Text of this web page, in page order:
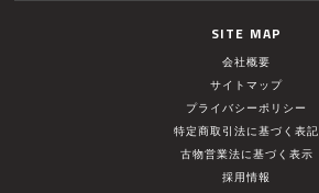
SITE MAP
会社概要
サイトマップ
プライバシーポリシー
特定商取引法に基づく表記
古物営業法に基づく表示
採用情報